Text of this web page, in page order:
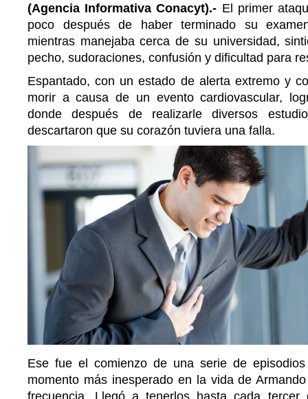
(Agencia Informativa Conacyt).- El primer
poco después de haber terminado su
mientras manejaba cerca de su universidad,
pecho, sudoraciones, confusión y dificultad para
Espantado, con un estado de alerta extremo y
morir a causa de un evento cardiovascular,
donde después de realizarle diversos
descartaron que su corazón tuviera una falla.
Ese fue el comienzo de una serie de
momento más inesperado en la vida de
frecuencia. Llegó a tenerlos hasta cada